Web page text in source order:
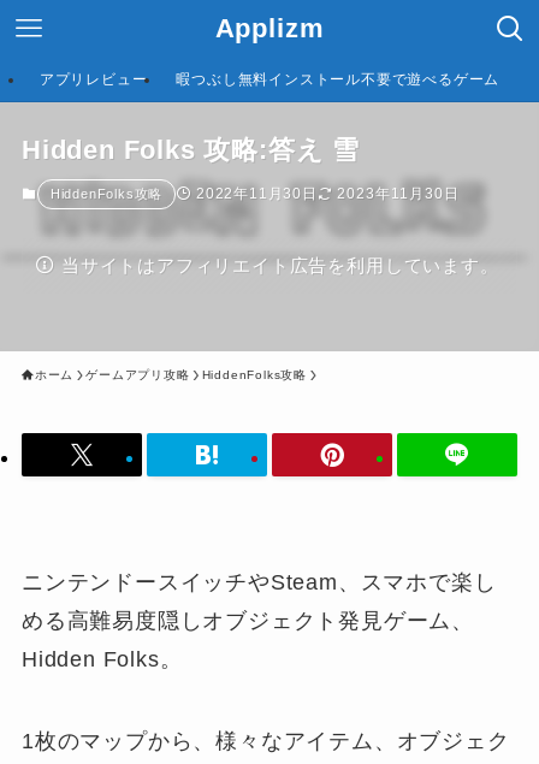
Applizm
アプリレビュー 暇つぶし無料インストール不要で遊べるゲーム
Hidden Folks 攻略:答え 雪
HiddenFolks攻略 2022年11月30日 2023年11月30日
当サイトはアフィリエイト広告を利用しています。
ホーム ゲームアプリ攻略 HiddenFolks攻略
ニンテンドースイッチやSteam、スマホで楽し
める高難易度隠しオブジェクト発見ゲーム、
Hidden Folks。
1枚のマップから、様々なアイテム、オブジェク